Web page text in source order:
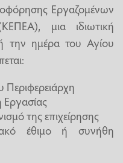
Εργαζομένων
μια ιδιωτική
την ημέρα του Αγίου
Περιφερειάρχη
της επιχείρησης
έθιμο ή συνήθη